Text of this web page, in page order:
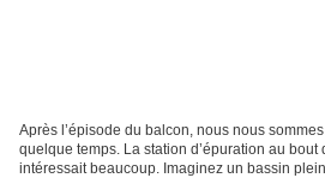
Après l’épisode du balcon, nous nous
quelque temps. La station d’épuration au
intéressait beaucoup. Imaginez un bassin